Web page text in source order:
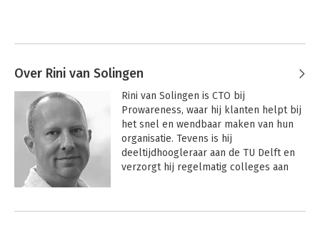
Over Rini van Solingen
Rini van Solingen is CTO bij
Prowareness, waar hij klanten helpt bij
het snel en wendbaar maken van hun
organisatie. Tevens is hij
deeltijdhoogleraar aan de TU Delft en
verzorgt hij regelmatig colleges aan
de TU Delft en is gepromoveerd in de
Andere boeken door Rini van